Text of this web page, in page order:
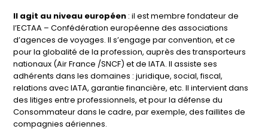
Il agit au niveau européen : il est membre fondateur de
l’ECTAA – Confédération européenne des associations
d’agences de voyages. Il s’engage par convention, et ce
pour la globalité de la profession, auprès des transporteurs
nationaux (Air France /SNCF) et de IATA. Il assiste ses
adhérents dans les domaines : juridique, social, fiscal,
relations avec IATA, garantie financière, etc. Il intervient dans
des litiges entre professionnels, et pour la défense du
Consommateur dans le cadre, par exemple, des faillites de
compagnies aériennes.